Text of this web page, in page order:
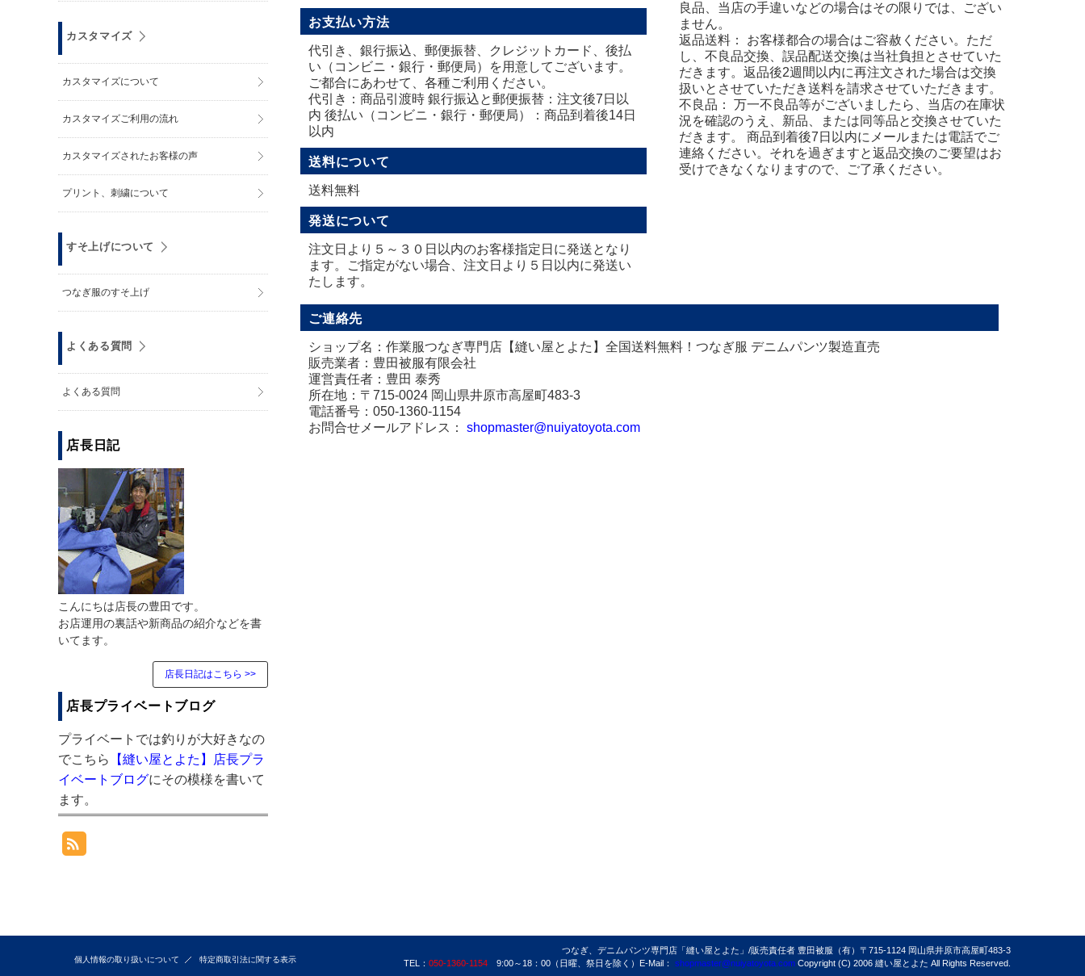
お支払い方法
代引き、銀行振込、郵便振替、クレジットカード、後払
い（コンビニ・銀行・郵便局）を用意してございます。
ご都合にあわせて、各種ご利用ください。
代引き：商品引渡時 銀行振込と郵便振替：注文後7日以
内 後払い（コンビニ・銀行・郵便局）：商品到着後14日
以内
送料について
送料無料
発送について
注文日より５～３０日以内のお客様指定日に発送となり
ます。ご指定がない場合、注文日より５日以内に発送い
たします。
良品、当店の手違いなどの場合はその限りでは、ござい
ません。
返品送料： お客様都合の場合はご容赦ください。ただ
し、不良品交換、誤品配送交換は当社負担とさせていた
だきます。返品後2週間以内に再注文された場合は交換
扱いとさせていただき送料を請求させていただきます。
不良品： 万一不良品等がございましたら、当店の在庫状
況を確認のうえ、新品、または同等品と交換させていた
だきます。 商品到着後7日以内にメールまたは電話でご
連絡ください。それを過ぎますと返品交換のご要望はお
受けできなくなりますので、ご了承ください。
ご連絡先
ショップ名：作業服つなぎ専門店【縫い屋とよた】全国送料無料！つなぎ服 デニムパンツ製造直売
販売業者：豊田被服有限会社
運営責任者：豊田 泰秀
所在地：〒715-0024 岡山県井原市高屋町483-3
電話番号：050-1360-1154
お問合せメールアドレス： shopmaster@nuiyatoyota.com
カスタマイズ
カスタマイズについて
カスタマイズご利用の流れ
カスタマイズされたお客様の声
プリント、刺繍について
すそ上げについて
つなぎ服のすそ上げ
よくある質問
よくある質問
店長日記
こんにちは店長の豊田です。
お店運用の裏話や新商品の紹介などを書
いてます。
店長日記はこちら >>
店長プライベートブログ
プライベートでは釣りが大好きなの
でこちら
【縫い屋とよた】店長プラ
イベートブログにその模様を書いて
ます。
個人情報の取り扱いについて 特定商取引法に関する表示
つなぎ、デニムパンツ専門店「縫い屋とよた」/販売責任者 豊田被服（有）〒715-1124 岡山県井原市高屋町483-3
TEL： 050-1360-1154 9:00～18：00（日曜、祭日を除く）E-Mail： shopmaster@nuiyatoyota.com Copyright (C) 2006 縫い屋とよた All Rights Reserved.